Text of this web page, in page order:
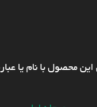
محصول با نام یا